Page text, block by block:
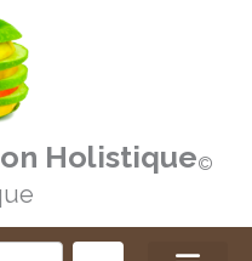
Holistique©️